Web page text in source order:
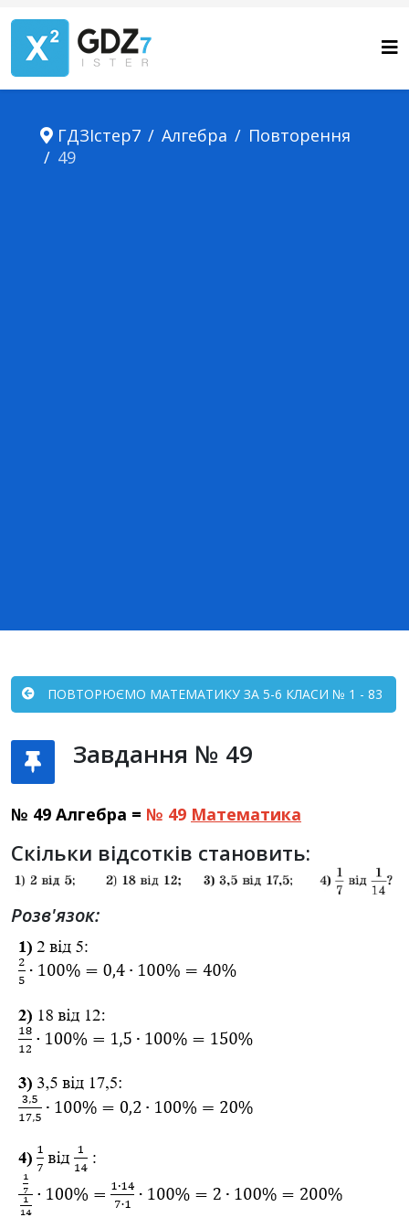
ГДЗІстер7 Алгебра
Повторення
49
ПОВТОРЮЄМО МАТЕМАТИКУ ЗА 5-6 КЛАСИ № 1 - 83
Завдання № 49
№ 49 Алгебра = № 49 Математика
Скільки відсотків становить:
Розв'язок: